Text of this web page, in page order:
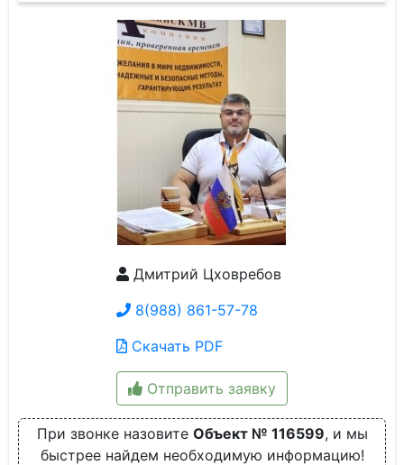
Дмитрий Цховребов
8(988) 861-57-78
Скачать PDF
Отправить заявку
При звонке назовите Объект № 116599, и мы
быстрее найдем необходимую информацию!